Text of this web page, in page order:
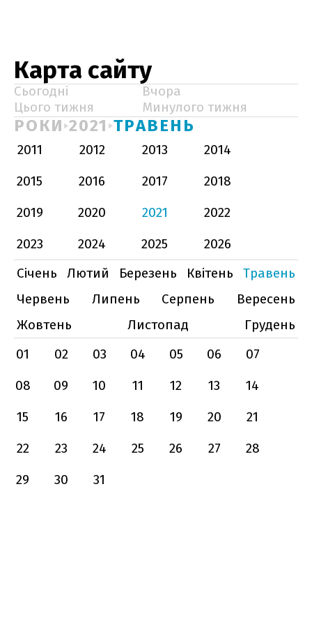
Карта сайту
Сьогодні
Вчора
Цього тижня
Минулого тижня
РОКИ 2021 ТРАВЕНЬ
2011 2012 2013
2014
2015
2016 2017
2018
2019
2020 2021
2022
2023
2024 2025
2026
Січень
Лютий Березень Квітень
Травень
Червень
Липень Серпень
Вересень
Жовтень
Листопад
Грудень
01
02 03 04 05 06
07
08
09 10 11 12 13
14
15
16 17 18 19 20
21
22
23 24 25 26 27
28
29
30 31